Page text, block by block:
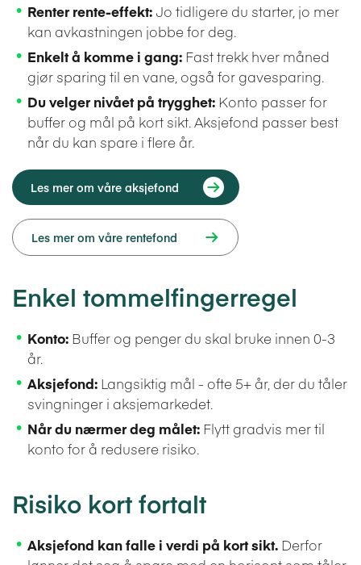
Renter rente-effekt:Jo tidligere du starter, jo mer
kan avkastningen jobbe for deg.
Enkelt å komme i gang:Fast trekk hver måned
gjør sparing til en vane, også for gavesparing.
Du velger nivået på trygghet:Konto passer for
buffer og mål på kort sikt. Aksjefond passer best
når du kan spare i flere år.
Les mer om våre aksjefond
Les mer om våre rentefond
Enkel tommelfingerregel
Konto:Buffer og penger du skal bruke innen 0-3
år.
Aksjefond:Langsiktig mål - ofte 5+ år, der du tåler
svingninger i aksjemarkedet.
Når du nærmer deg målet:Flytt gradvis mer til
konto for å redusere risiko.
Risiko kort fortalt
Aksjefond kan falle i verdi på kort sikt.Derfor